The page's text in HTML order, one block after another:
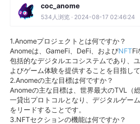
coc_anome
534人浏览 · 2024-08-17 02:46:24
1.Anomeプロジェクトとは何ですか？
Anomeは、GameFi、DeFi、およびNFTFi
包括的なデジタルエコシステムであり、
よびゲーム体験を提供することを目指して
2.Anomeの主な目標は何ですか？
Anomeの主な目標は、世界最大のTVL（
一貸出プロトコルとなり、デジタルゲー
をリードすることです。
3.NFTセクションの機能は何ですか？